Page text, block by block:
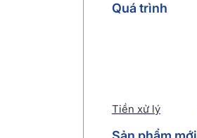
Quá trình
Tiền xử lý